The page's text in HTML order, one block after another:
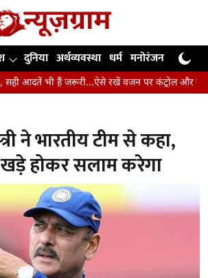
दुनिया अर्थव्यवस्था धर्म मनोरंजन खेल
हैं जरूरी...ऐसे रखें वजन पर कंट्रोल और रहें लंबे समय तक
ने भारतीय टीम से कहा,
खड़े होकर सलाम करेगा